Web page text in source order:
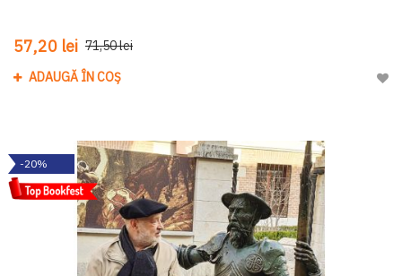
57,20 lei 71,50 lei
ADAUGĂ ÎN COȘ
-20%